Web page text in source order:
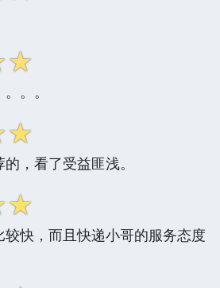
☆
。。
☆
，看了受益匪浅。
☆
快，而且快递小哥的服务态度